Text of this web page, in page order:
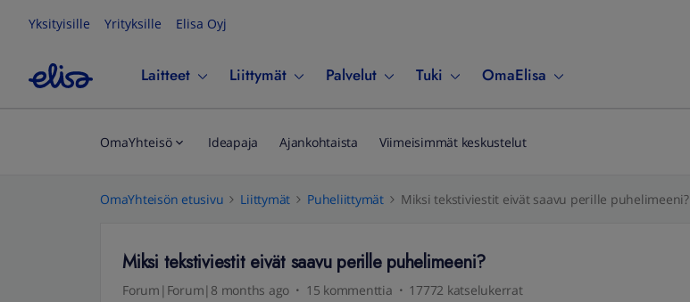
Yksityisille Yrityksille Elisa Oyj
Laitteet Liittymät Palvelut Tuki OmaElisa
OmaYhteisö Ideapaja Ajankohtaista Viimeisimmät keskustelut
OmaYhteisön etusivu Liittymät Puheliittymät Miksi tekstiviestit eivät saavu perille puhelimeeni?
Miksi tekstiviestit eivät saavu perille puhelimeeni?
Forum|Forum|8 months ago 15 kommenttia 17772 katselukerrat